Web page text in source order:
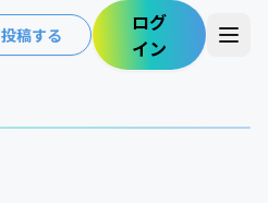
投稿する
ログ
イン